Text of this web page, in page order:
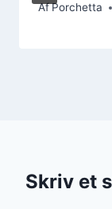
AfPorchetta
Skriv et